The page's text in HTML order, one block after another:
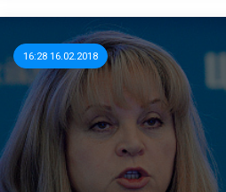
16:28 16.02.2018